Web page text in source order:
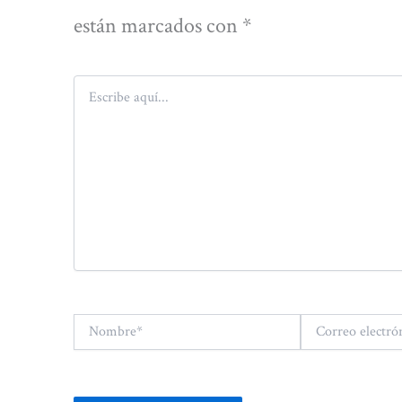
están marcados con *
Escribe
aquí...
Nombre*
Correo
electrónico*